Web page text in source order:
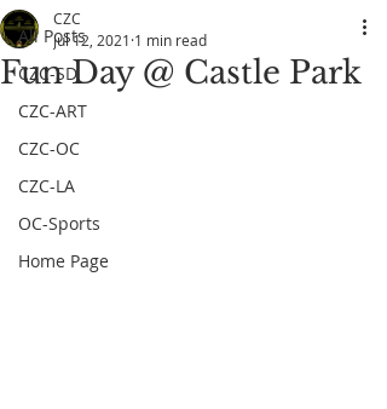
All Posts
CZC-SD
CZC-ART
CZC-OC
CZC-LA
OC-Sports
Home Page
Fun Day @ Castle Park
CZC
Jul 12, 2021 1 min read